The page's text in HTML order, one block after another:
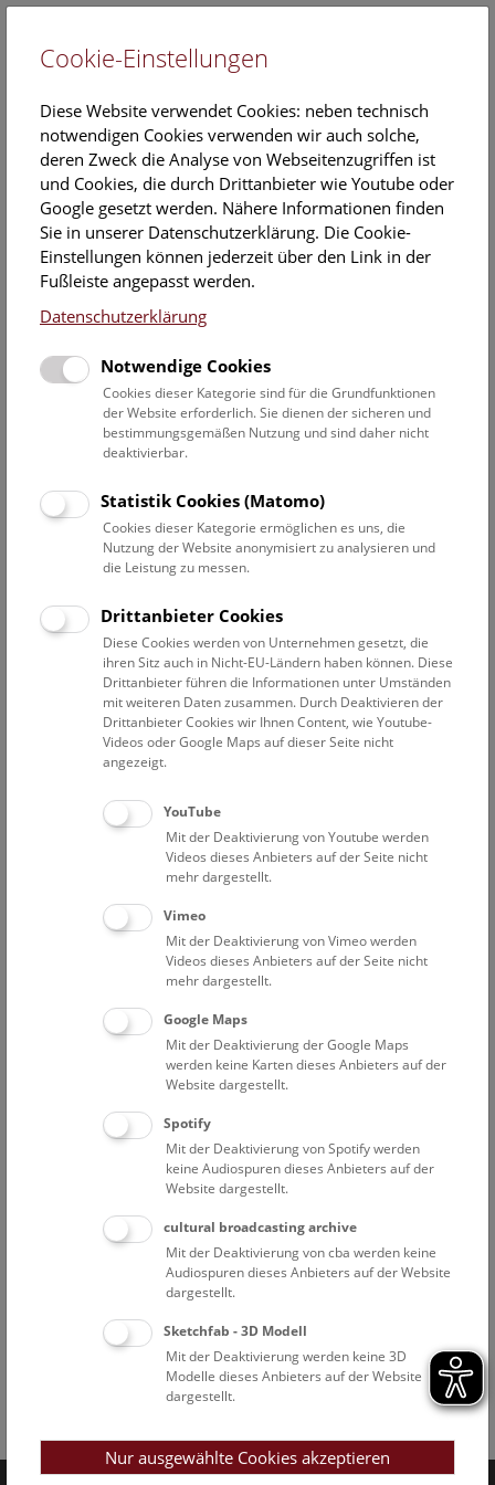
EN
Veranstaltungskalender
Informationen zu Gruppen,- Kindergarten- und
Schulprogrammen finden Siehier
Datumsfilter
5.7.2022
Datum auswählen
Erweiterte Suche
Filter zurücksetzen
5. Juli 2022
Bisher keine Ergebnisse. Dienstags ist das NHM Wien
in der Regel geschlossen. Ausnahmen finden sie
Eine Nacht im Museum
Cookie-Einstellungen
Diese Website verwendet Cookies: neben technisch
notwendigen Cookies verwenden wir auch solche,
deren Zweck die Analyse von Webseitenzugriffen ist
und Cookies, die durch Drittanbieter wie Youtube oder
Google gesetzt werden. Nähere Informationen finden
Sie in unserer Datenschutzerklärung. Die Cookie-
Einstellungen können jederzeit über den Link in der
Fußleiste angepasst werden.
Datenschutzerklärung
Notwendige Cookies
Cookies dieser Kategorie sind für die Grundfunktionen
der Website erforderlich. Sie dienen der sicheren und
bestimmungsgemäßen Nutzung und sind daher nicht
deaktivierbar.
Statistik Cookies (Matomo)
Cookies dieser Kategorie ermöglichen es uns, die
Nutzung der Website anonymisiert zu analysieren und
die Leistung zu messen.
Drittanbieter Cookies
Diese Cookies werden von Unternehmen gesetzt, die
ihren Sitz auch in Nicht-EU-Ländern haben können. Diese
Drittanbieter führen die Informationen unter Umständen
mit weiteren Daten zusammen. Durch Deaktivieren der
Drittanbieter Cookies wir Ihnen Content, wie Youtube-
Videos oder Google Maps auf dieser Seite nicht
angezeigt.
YouTube
Mit der Deaktivierung von Youtube werden
Videos dieses Anbieters auf der Seite nicht
mehr dargestellt.
Vimeo
Mit der Deaktivierung von Vimeo werden
Videos dieses Anbieters auf der Seite nicht
mehr dargestellt.
Google Maps
Mit der Deaktivierung der Google Maps
werden keine Karten dieses Anbieters auf der
Website dargestellt.
Spotify
Mit der Deaktivierung von Spotify werden
keine Audiospuren dieses Anbieters auf der
Website dargestellt.
cultural broadcasting archive
Mit der Deaktivierung von cba werden keine
Audiospuren dieses Anbieters auf der Website
dargestellt.
Sketchfab - 3D Modell
Mit der Deaktivierung werden keine 3D
Modelle dieses Anbieters auf der Website
dargestellt.
Nur ausgewählte Cookies akzeptieren